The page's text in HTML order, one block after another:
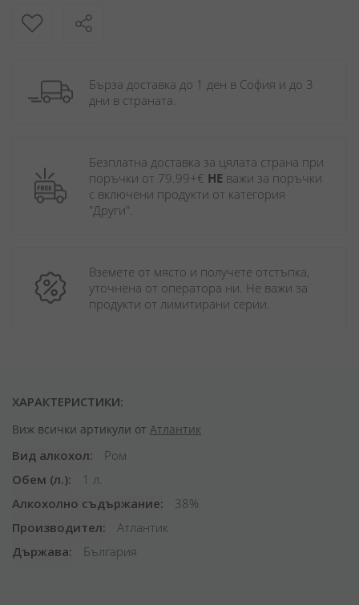
Бърза доставка до 1 ден в София и до 3
дни в страната.
Безплатна доставка за цялата страна при
поръчки от 79.99+€ НЕ важи за поръчки
с включени продукти от категория
"Други".
Вземете от място и получете отстъпка,
уточнена от оператора ни. Не важи за
продукти от лимитирани серии.
ХАРАКТЕРИСТИКИ:
Виж всички артикули от Атлантик
Вид алкохол
Ром
Обем (л.)
1 л.
Алкохолно съдържание
38%
Производител
Атлантик
Държава
България